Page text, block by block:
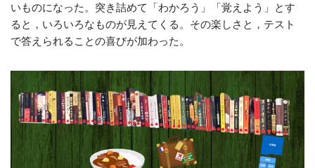
いものになった。突き詰めて「わかろう」「覚えよう」とす
ると，いろいろなものが見えてくる。その楽しさと，テスト
で答えられることの喜びが加わった。